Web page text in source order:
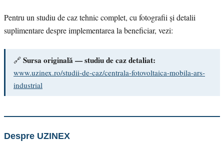
Pentru un studiu de caz tehnic complet, cu fotografii și detalii
suplimentare despre implementarea la beneficiar, vezi:
🔗 Sursa originală — studiu de caz detaliat:
www.uzinex.ro/studii-de-caz/centrala-fotovoltaica-mobila-ars-
industrial
Despre UZINEX